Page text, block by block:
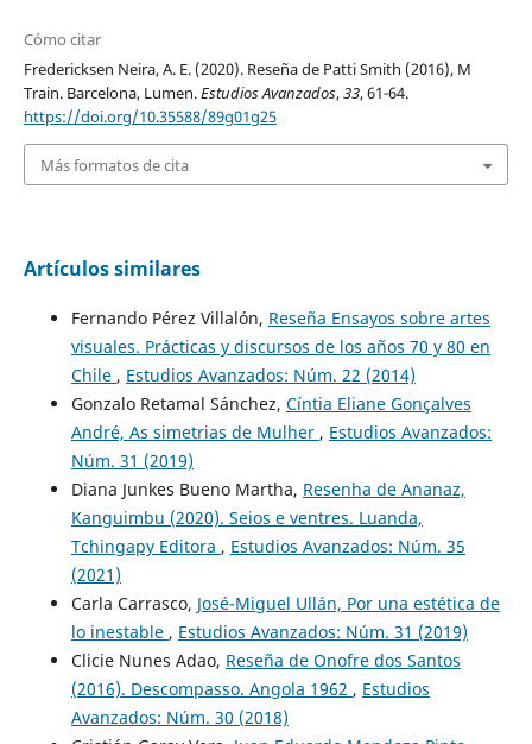
Cómo citar
Fredericksen Neira, A. E. (2020). Reseña de Patti Smith (2016), M
Train. Barcelona, Lumen.Estudios Avanzados,33, 61-64.
https://doi.org/10.35588/89g01g25
Más formatos de cita
Artículos similares
Fernando Pérez Villalón, Reseña Ensayos sobre artes
visuales. Prácticas y discursos de los años 70 y 80 en
Chile , Estudios Avanzados: Núm. 22 (2014)
Gonzalo Retamal Sánchez, Cíntia Eliane Gonçalves
André, As simetrias de Mulher , Estudios Avanzados:
Núm. 31 (2019)
Diana Junkes Bueno Martha, Resenha de Ananaz,
Kanguimbu (2020). Seios e ventres. Luanda,
Tchingapy Editora , Estudios Avanzados: Núm. 35
(2021)
Carla Carrasco, José-Miguel Ullán, Por una estética de
lo inestable , Estudios Avanzados: Núm. 31 (2019)
Clicie Nunes Adao, Reseña de Onofre dos Santos
(2016). Descompasso. Angola 1962 , Estudios
Avanzados: Núm. 30 (2018)